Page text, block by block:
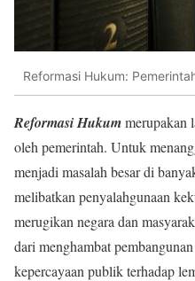
Reformasi Hukum:
Reformasi Hukummerupakan
oleh pemerintah. Untuk
menjadi masalah besar di
melibatkan penyalahgunaan
merugikan negara dan
dari menghambat
kepercayaan publik terhadap